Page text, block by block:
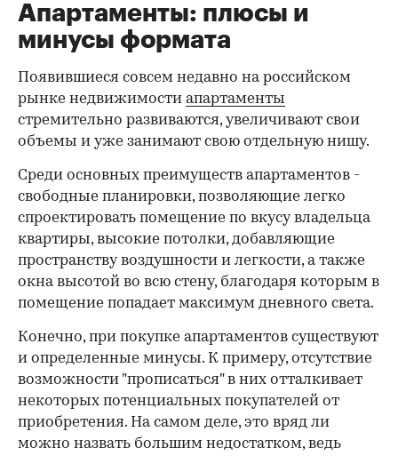
Апартаменты: плюсы и
минусы формата
Появившиеся совсем недавно на российском
рынке недвижимости апартаменты
стремительно развиваются, увеличивают свои
объемы и уже занимают свою отдельную нишу.
Среди основных преимуществ апартаментов -
свободные планировки, позволяющие легко
спроектировать помещение по вкусу владельца
квартиры, высокие потолки, добавляющие
пространству воздушности и легкости, а также
окна высотой во всю стену, благодаря которым в
помещение попадает максимум дневного света.
Конечно, при покупке апартаментов существуют
и определенные минусы. К примеру, отсутствие
возможности "прописаться" в них отталкивает
некоторых потенциальных покупателей от
приобретения. На самом деле, это вряд ли
можно назвать большим недостатком, ведь